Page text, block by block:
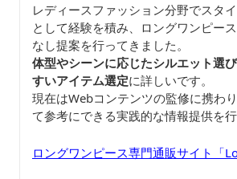
レディースファッション分野でスタ
として経験を積み、ロングワンピー
なし提案を行ってきました。
体型やシーンに応じたシルエット選
すいアイテム選定に詳しいです。
現在はWebコンテンツの監修に携わ
て参考にできる実践的な情報提供を行
ロングワンピース専門通販サイト「